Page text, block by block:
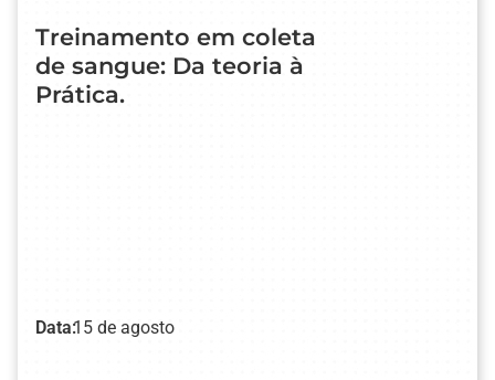
Treinamento em coleta
de sangue: Da teoria à
Prática.
Data:15 de agosto